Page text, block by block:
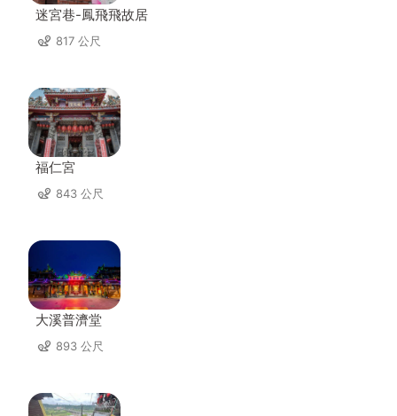
迷宮巷-鳳飛飛故居
817 公尺
福仁宮
843 公尺
大溪普濟堂
893 公尺